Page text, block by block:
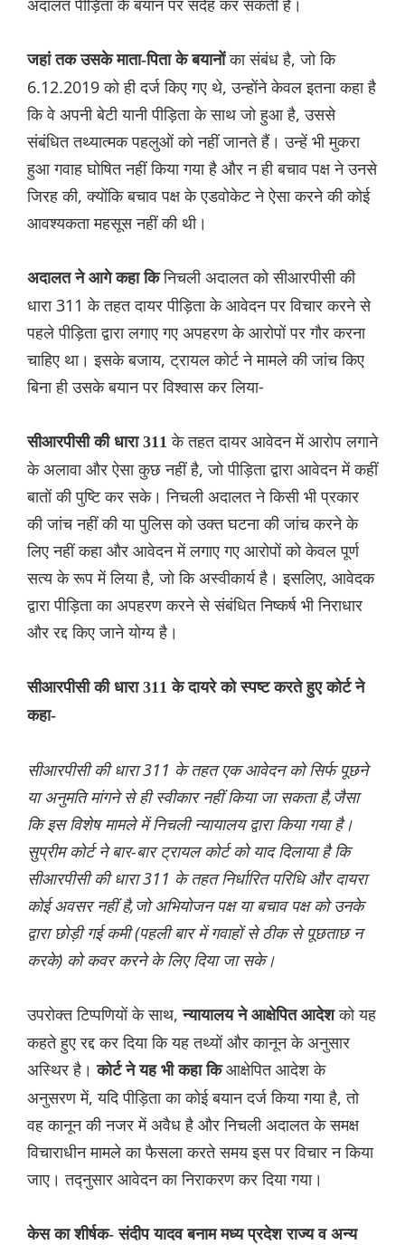
अदालत पीड़िता के बयान पर संदेह कर सकती है।
जहां तक उसके माता-पिता के बयानोंका संबंध है, जो कि
6.12.2019 को ही दर्ज किए गए थे, उन्होंने केवल इतना कहा है
कि वे अपनी बेटी यानी पीड़िता के साथ जो हुआ है, उससे
संबंधित तथ्यात्मक पहलुओं को नहीं जानते हैं। उन्हें भी मुकरा
हुआ गवाह घोषित नहीं किया गया है और न ही बचाव पक्ष ने उनसे
जिरह की, क्योंकि बचाव पक्ष के एडवोकेट ने ऐसा करने की कोई
आवश्यकता महसूस नहीं की थी।
अदालत ने आगे कहा किनिचली अदालत को सीआरपीसी की
धारा 311 के तहत दायर पीड़िता के आवेदन पर विचार करने से
पहले पीड़िता द्वारा लगाए गए अपहरण के आरोपों पर गौर करना
चाहिए था। इसके बजाय, ट्रायल कोर्ट ने मामले की जांच किए
बिना ही उसके बयान पर विश्वास कर लिया-
सीआरपीसी की धारा 311 के तहत दायर आवेदन में आरोप लगाने
के अलावा और ऐसा कुछ नहीं है, जो पीड़िता द्वारा आवेदन में कहीं
बातों की पुष्टि कर सके। निचली अदालत ने किसी भी प्रकार
की जांच नहीं की या पुलिस को उक्त घटना की जांच करने के
लिए नहीं कहा और आवेदन में लगाए गए आरोपों को केवल पूर्ण
सत्य के रूप में लिया है, जो कि अस्वीकार्य है। इसलिए, आवेदक
द्वारा पीड़िता का अपहरण करने से संबंधित निष्कर्ष भी निराधार
और रद्द किए जाने योग्य है।
सीआरपीसी की धारा 311 के दायरे को स्पष्ट करते हुए कोर्ट ने
कहा-
सीआरपीसी की धारा 311 के तहत एक आवेदन को सिर्फ पूछने
या अनुमति मांगने से ही स्वीकार नहीं किया जा सकता है,जैसा
कि इस विशेष मामले में निचली न्यायालय द्वारा किया गया है।
सुप्रीम कोर्ट ने बार-बार ट्रायल कोर्ट को याद दिलाया है कि
सीआरपीसी की धारा 311 के तहत निर्धारित परिधि और दायरा
कोई अवसर नहीं है,जो अभियोजन पक्ष या बचाव पक्ष को उनके
द्वारा छोड़ी गई कमी (पहली बार में गवाहों से ठीक से पूछताछ न
करके) को कवर करने के लिए दिया जा सके।
उपरोक्त टिप्पणियों के साथ,न्यायालय ने आक्षेपित आदेशको यह
कहते हुए रद्द कर दिया कि यह तथ्यों और कानून के अनुसार
अस्थिर है।कोर्ट ने यह भी कहा किआक्षेपित आदेश के
अनुसरण में, यदि पीड़िता का कोई बयान दर्ज किया गया है, तो
वह कानून की नजर में अवैध है और निचली अदालत के समक्ष
विचाराधीन मामले का फैसला करते समय इस पर विचार न किया
जाए। तद्नुसार आवेदन का निराकरण कर दिया गया।
केस का शीर्षक- संदीप यादव बनाम मध्य प्रदेश राज्य व अन्य